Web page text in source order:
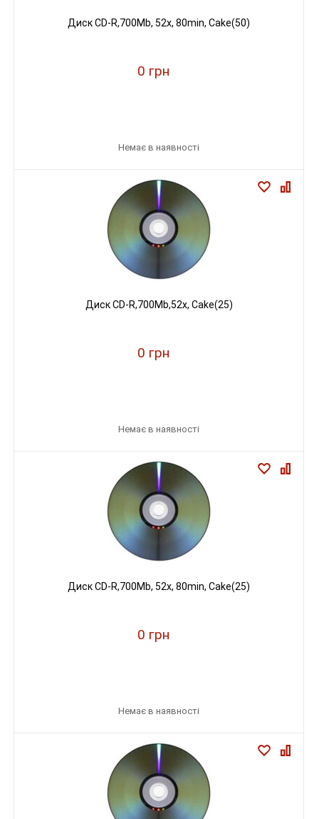
Диск CD-R,700Mb, 52х, 80min, Cake(50)
0 грн
Немає в наявності
Диск CD-R,700Mb,52х, Cake(25)
0 грн
Немає в наявності
Диск CD-R,700Mb, 52х, 80min, Cake(25)
0 грн
Немає в наявності